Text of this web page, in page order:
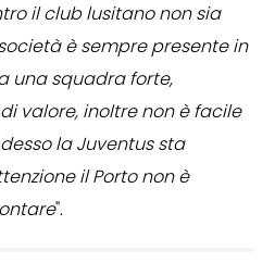
il club lusitano non sia
è sempre presente in
una squadra forte,
valore, inoltre non è facile
la Juventus sta
il Porto non è
".